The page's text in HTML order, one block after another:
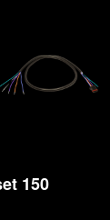
150